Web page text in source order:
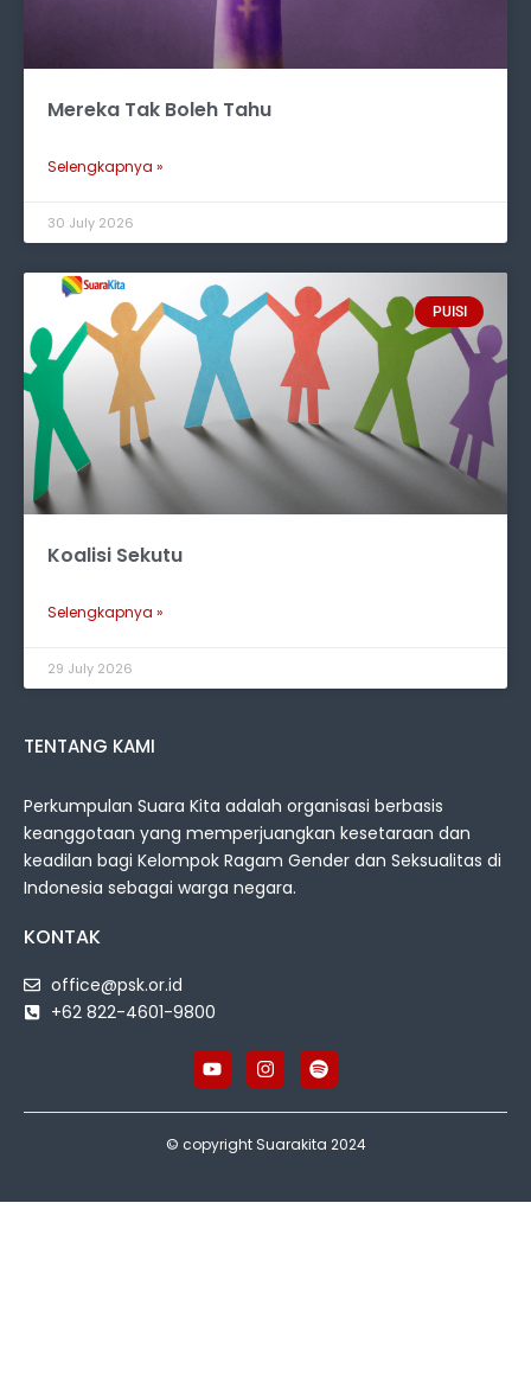
Mereka Tak Boleh Tahu
Selengkapnya »
30 July 2026
PUISI
Koalisi Sekutu
Selengkapnya »
29 July 2026
TENTANG KAMI
Perkumpulan Suara Kita adalah organisasi berbasis
keanggotaan yang memperjuangkan kesetaraan dan
keadilan bagi Kelompok Ragam Gender dan Seksualitas di
Indonesia sebagai warga negara.
KONTAK
office@psk.or.id
+62 822-4601-9800
© copyright Suarakita 2024